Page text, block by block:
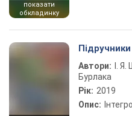
показати
обкладинку
Автори:
І.
Бурлака
Рік: 2019
Опис: